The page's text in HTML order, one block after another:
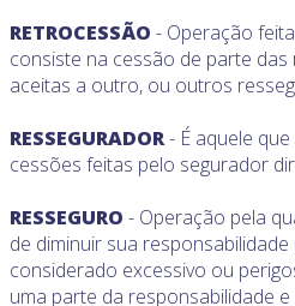
RETROCESSÃO - Operação
consiste na cessão de parte
aceitas a outro, ou outros
RESSEGURADOR- É aquele
cessões feitas pelo segurador
RESSEGURO - Operação pela
de diminuir sua
considerado excessivo ou
uma parte da responsabilidade